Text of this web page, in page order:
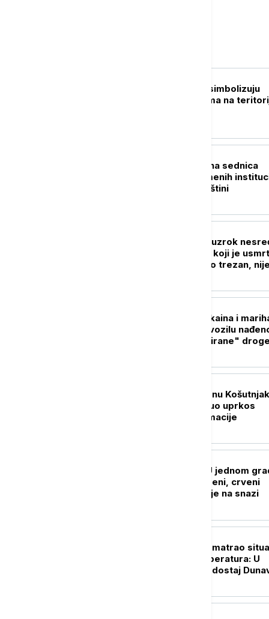
Ković: Prebilovci simbolizuju
genocid nad Srbima na
Danas konstitutivna sednica
skupštine privremenih
samouprave u Prištini
Tužilaštvo otkrilo uzrok
kod Šapca: Vozač koji je
dvojicu radnika bio trezan, nije
Velika zaplena kokaina i
u Novom Sadu: U vozilu
kilograma "brendirane"
Tragedija na bazenu
Muškarac preminuo uprkos
pokušajima reanimacije
Srbija se usijala: U jednom
izmereno 40 stepeni, crveni
meteo-alarm i dalje na snazi
Operativni tim razmatrao
zbog visokih temperatura: U
fokusu požari i vodostaj